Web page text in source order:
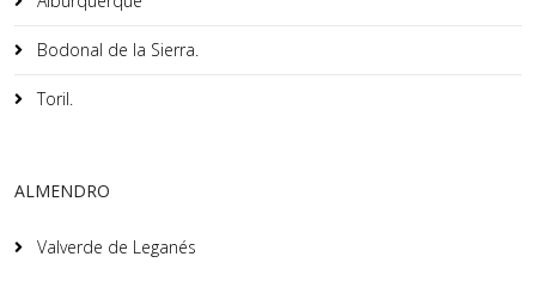
Bodonal de la Sierra.
Toril.
ALMENDRO
Valverde de Leganés